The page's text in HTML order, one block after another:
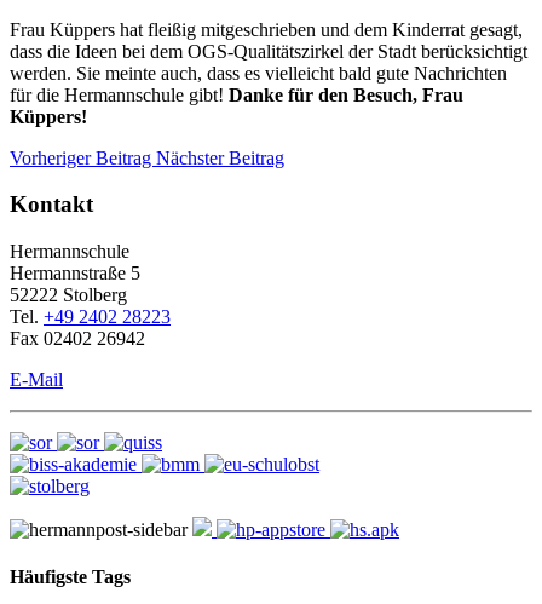
Frau Küppers hat fleißig mitgeschrieben und dem Kinderrat gesagt,
dass die Ideen bei dem OGS-Qualitätszirkel der Stadt berücksichtigt
werden. Sie meinte auch, dass es vielleicht bald gute Nachrichten
für die Hermannschule gibt! Danke für den Besuch, Frau
Küppers!
Vorheriger Beitrag Nächster Beitrag
Kontakt
Hermannschule
Hermannstraße 5
52222 Stolberg
Tel. +49 2402 28223
Fax 02402 26942
E-Mail
Häufigste Tags